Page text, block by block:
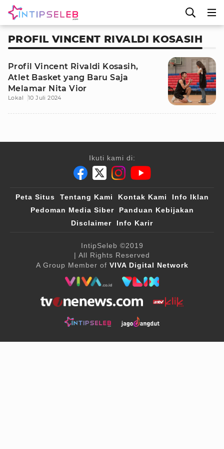
PROFIL VINCENT RIVALDI KOSASIH
Profil Vincent Rivaldi Kosasih,
Atlet Basket yang Baru Saja
Melamar Nita Vior
Lokal 10 Juli 2024
Ikuti kami di:
Peta Situs Tentang Kami Kontak Kami
Info Iklan
Pedoman Media Siber
Panduan Kebijakan
Disclaimer
Info Karir
IntipSeleb ©2019
| All Rights Reserved
A Group Member of VIVA Digital Network